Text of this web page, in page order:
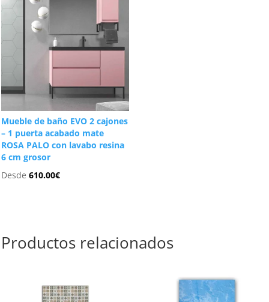
Mueble de baño EVO 2 cajones
– 1 puerta acabado mate
ROSA PALO con lavabo resina
6 cm grosor
Desde610.00€
Productos relacionados